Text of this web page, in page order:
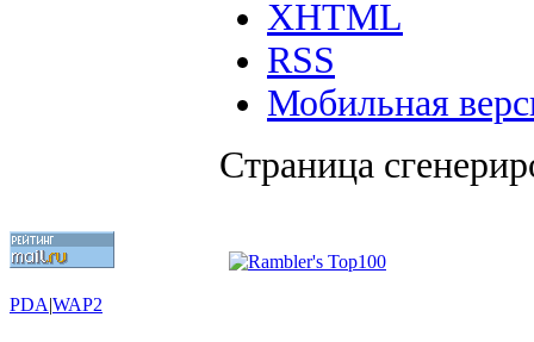
XHTML
RSS
Мобильная
Страница
PDA|WAP2